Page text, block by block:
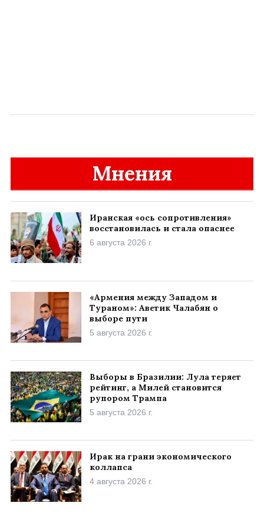
Мнения
Иранская «ось сопротивления»
восстановилась и стала опаснее
6 августа 2026 г.
«Армения между Западом и
Тураном»: Аветик Чалабян о
выборе пути
5 августа 2026 г.
Выборы в Бразилии: Лула теряет
рейтинг, а Милей становится
рупором Трампа
5 августа 2026 г.
Ирак на грани экономического
коллапса
4 августа 2026 г.